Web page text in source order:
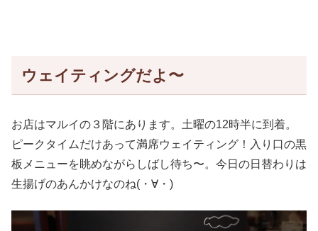
ウェイティングだよ〜
お店はマルイの３階にあります。土曜の12時半に到着。
ピークタイムだけあって満席ウェイティング！入り口の黒
板メニューを眺めながらしばし待ち〜。今日の日替わりは
生揚げのあんかけなのね(・∀・)